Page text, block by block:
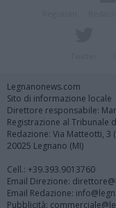
Legnanonews.com
Sito di informazione locale
Direttore responsabile:
Registrazione al Tribunale
Redazione: Via Matteotti, 3
20025 Legnano (MI)
Cell.: +39.393.9013760
Email Direzione:
Email Redazione:
Pubblicità: